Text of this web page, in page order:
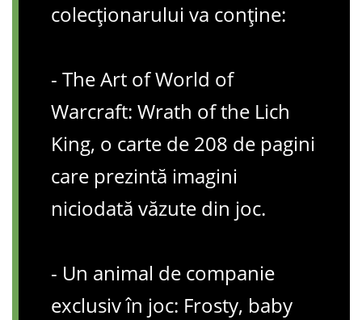
colecționarului va conține:
- The Art of World of
Warcraft: Wrath of the Lich
King, o carte de 208 de pagini
care prezintă imagini
niciodată văzute din joc.
- Un animal de companie
exclusiv în joc: Frosty, baby